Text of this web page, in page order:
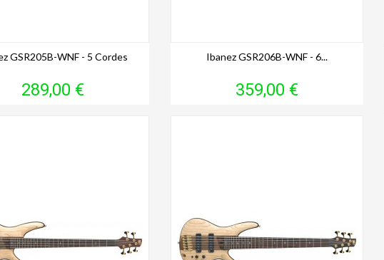
GSR205B-WNF - 5 Cordes
Prix
289,00 €
Ibanez GSR206B-WNF - 6...
Prix
359,00 €